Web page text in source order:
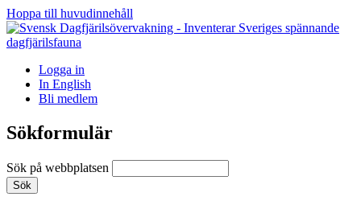
Hoppa till huvudinnehåll
Logga in
In English
Bli medlem
Sökformulär
Sök på webbplatsen